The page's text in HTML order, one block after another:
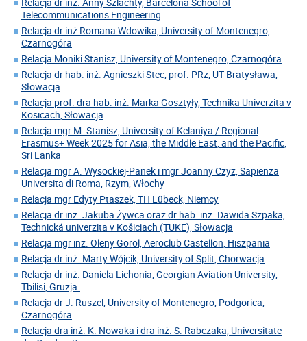
Telecommunications Engineering
Relacja dr inż Romana Wdowika, University of Montenegro,
Czarnogóra
Relacja Moniki Stanisz, University of Montenegro, Czarnogóra
Relacja dr hab. inż. Agnieszki Stec, prof. PRz, UT Bratysława,
Słowacja
Relacja prof. dra hab. inż. Marka Gosztyły, Technika Univerzita v
Kosicach, Słowacja
Relacja mgr M. Stanisz, University of Kelaniya / Regional
Erasmus+ Week 2025 for Asia, the Middle East, and the Pacific,
Sri Lanka
Relacja mgr A. Wysockiej-Panek i mgr Joanny Czyż, Sapienza
Universita di Roma, Rzym, Włochy
Relacja mgr Edyty Ptaszek, TH Lübeck, Niemcy
Relacja dr inż. Jakuba Żywca oraz dr hab. inż. Dawida Szpaka,
Technická univerzita v Košiciach (TUKE), Słowacja
Relacja mgr inż. Oleny Gorol, Aeroclub Castellon, Hiszpania
Relacja dr inż. Marty Wójcik, University of Split, Chorwacja
Relacja dr inż. Daniela Lichonia, Georgian Aviation University,
Tbilisi, Gruzja.
Relacja dr J. Ruszel, University of Montenegro, Podgorica,
Czarnogóra
Relacja dra inż. K. Nowaka i dra inż. S. Rabczaka, Universitate